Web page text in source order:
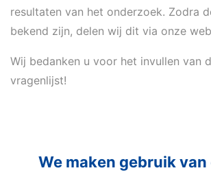
resultaten van het onderzoek. Zodra
bekend zijn, delen wij dit via onze
Wij bedanken u voor het invullen van
vragenlijst!
We maken gebruik